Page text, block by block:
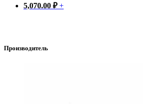
5,070.00 ₽+
Производитель